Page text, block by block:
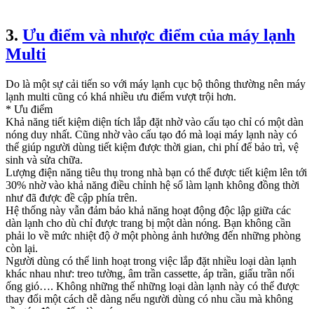
3. Ưu điểm và nhược điểm của máy lạnh
Multi
Do là một sự cải tiến so với máy lạnh cục bộ thông thường nên máy
lạnh multi cũng có khá nhiều ưu điểm vượt trội hơn.
* Ưu điểm
Khả năng tiết kiệm diện tích lắp đặt nhờ vào cấu tạo chỉ có một dàn
nóng duy nhất. Cũng nhờ vào cấu tạo đó mà loại máy lạnh này có
thể giúp người dùng tiết kiệm được thời gian, chi phí để bảo trì, vệ
sinh và sửa chữa.
Lượng điện năng tiêu thụ trong nhà bạn có thể được tiết kiệm lên tới
30% nhờ vào khả năng điều chỉnh hệ số làm lạnh không đồng thời
như đã được đề cập phía trên.
Hệ thống này vẫn đảm bảo khả năng hoạt động độc lập giữa các
dàn lạnh cho dù chỉ được trang bị một dàn nóng. Bạn không cần
phải lo về mức nhiệt độ ở một phòng ảnh hưởng đến những phòng
còn lại.
Người dùng có thể linh hoạt trong việc lắp đặt nhiều loại dàn lạnh
khác nhau như: treo tường, âm trần cassette, áp trần, giấu trần nối
ống gió…. Không những thế những loại dàn lạnh này có thể được
thay đổi một cách dễ dàng nếu người dùng có nhu cầu mà không